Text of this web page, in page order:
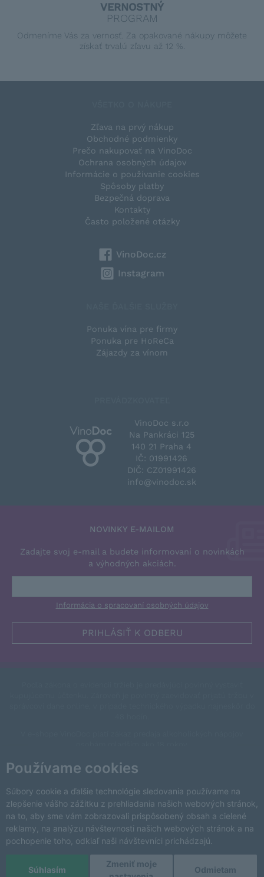
Používame cookies
Súbory cookie a ďalšie technológie sledovania používame na
zlepšenie vášho zážitku z prehliadania našich webových stránok,
na to, aby sme vám zobrazovali prispôsobený obsah a cielené
reklamy, na analýzu návštevnosti našich webových stránok a na
pochopenie toho, odkiaľ naši návštevníci prichádzajú.
Súhlasím Odmietam
Zmeniť moje
VERNOSTNÝ
PROGRAM
Odmeníme Vás za vernosť. Za opakované nákupy môžete
získať trvalú zľavu až 12 %.
Zľava na prvý nákup
Obchodné podmienky
Prečo nakupovať na VinoDoc
Ochrana osobných údajov
Informácie o používanie cookies
Spôsoby platby
Bezpečná doprava
Kontakty
Často položené otázky
VinoDoc.cz
Instagram
Ponuka vína pre firmy
Ponuka pre HoReCa
Zájazdy za vínom
VinoDoc s.r.o
Na Pankráci 125
140 21 Praha 4
IČ: 01991426
DIČ: CZ01991426
info@vinodoc.sk
NOVINKY E-MAILOM
Zadajte svoj e-mail a budete informovaní o novinkách
a výhodných akciách.
Informácia o spracovaní osobných údajov
This site is protected by reCAPTCHA and the Google
andTerms of Service
Zmeniť nastavenia cookies
Copyright © 2026 VinoDoc s.r.o. Všetky práva vyhradené.